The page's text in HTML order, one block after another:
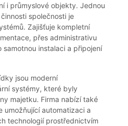
i průmyslové objekty. Jednou
společnosti je
Zajišťuje kompletní
přes administrativu
instalaci a připojení
jsou moderní
systémy, které byly
majetku. Firma nabízí také
umožňující automatizaci a
technologií prostřednictvím